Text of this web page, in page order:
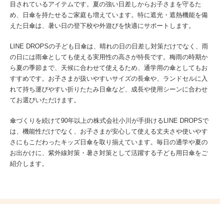
目されているアイテムです。夏の強い日差しからお子さまを守るた
め、日傘を持たせるご家庭も増えています。特に遮光・遮熱機能を備
えた日傘は、暑い日の登下校や外遊びを快適にサポートします。
LINE DROPSの子ども日傘は、晴れの日の日差し対策だけでなく、雨
の日には雨傘としても使える実用性の高さが特長です。梅雨の時期か
ら夏の季節まで、天候に合わせて使えるため、通学用の傘としてもお
すすめです。お子さまが扱いやすいサイズの長傘や、ランドセルに入
れて持ち運びやすい折りたたみ日傘など、成長や使用シーンに合わせ
てお選びいただけます。
傘づくりを続けて90年以上の株式会社小川が手掛けるLINE DROPSで
は、機能性だけでなく、お子さまが安心して使える丈夫さや使いやす
さにもこだわったキッズ日傘を取り揃えています。毎日の通学や夏の
お出かけに、紫外線対策・暑さ対策として活躍する子ども用日傘をご
紹介します。